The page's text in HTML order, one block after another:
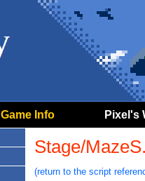
Game Info Pixel's
Stage/
(return to the script